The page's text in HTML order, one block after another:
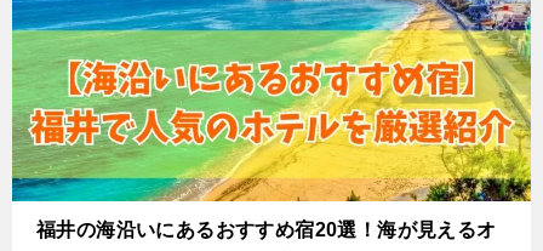
福井の海沿いにあるおすすめ宿20選！海が見えるオ